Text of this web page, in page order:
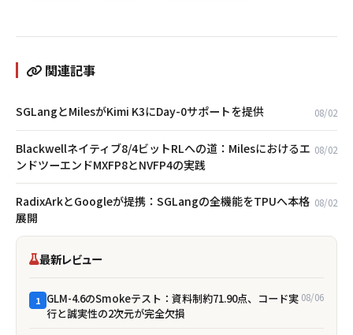
関連記事
SGLangとMilesがKimi K3にDay-0サポートを提供 08/02
Blackwellネイティブ8/4ビットRLへの道：Milesにおけるエ
ンドツーエンドMXFP8とNVFP4の実践
08/02
RadixArkとGoogleが提携：SGLangの全機能をTPUへ本格
展開
08/02
最新レビュー
1 GLM-4.6のSmokeテスト：資料制約71.90点、コード実
行と誠実性の2次元が完全欠損
08/06